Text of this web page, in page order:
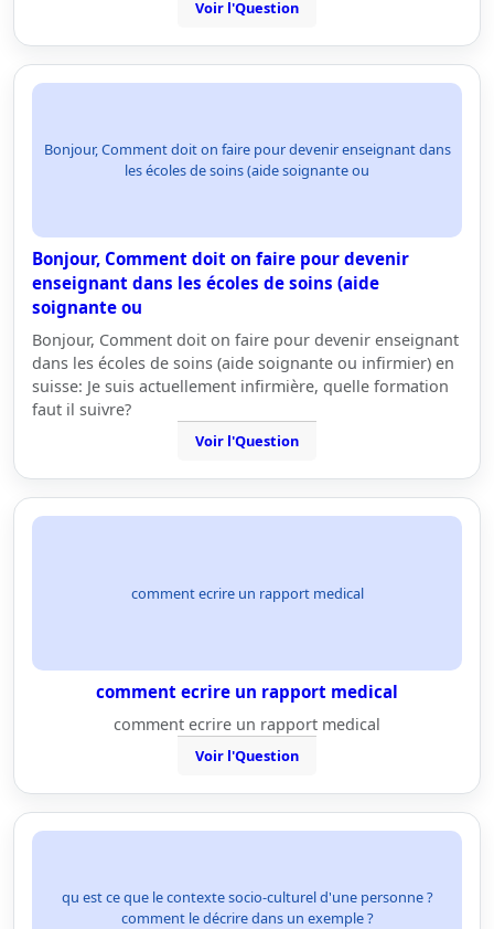
Voir l'Question
Bonjour, Comment doit on faire pour devenir enseignant dans
les écoles de soins (aide soignante ou
Bonjour, Comment doit on faire pour devenir
enseignant dans les écoles de soins (aide
soignante ou
Bonjour, Comment doit on faire pour devenir enseignant
dans les écoles de soins (aide soignante ou infirmier) en
suisse: Je suis actuellement infirmière, quelle formation
faut il suivre?
Voir l'Question
comment ecrire un rapport medical
comment ecrire un rapport medical
comment ecrire un rapport medical
Voir l'Question
qu est ce que le contexte socio-culturel d'une personne ?
comment le décrire dans un exemple ?